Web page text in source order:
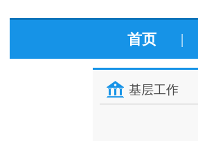
首页 |
基层工作